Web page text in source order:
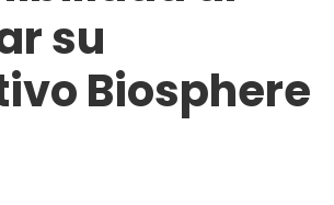
su
Biosphere